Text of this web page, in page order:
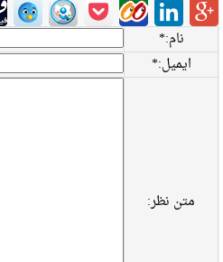
نام:*
ایمیل:*
متن نظر: